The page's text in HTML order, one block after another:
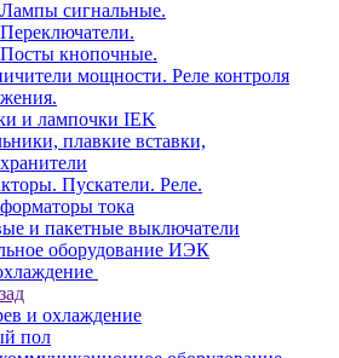
Лампы сигнальные.
Переключатели.
Посты кнопочные.
мощности. Реле контроля
и лампочки IEK
плавкие вставки,
Пускатели. Реле.
тока
и пакетные выключатели
оборудование ИЭК
и охлаждение
пол